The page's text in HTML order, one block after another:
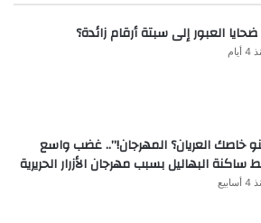
العبور إلى سبتة أرقام زائدة؟
خاصك العريان؟ المهرجان!”.. غضب واسع
البهاليل بسبب مهرجان الأزرار الحريرية